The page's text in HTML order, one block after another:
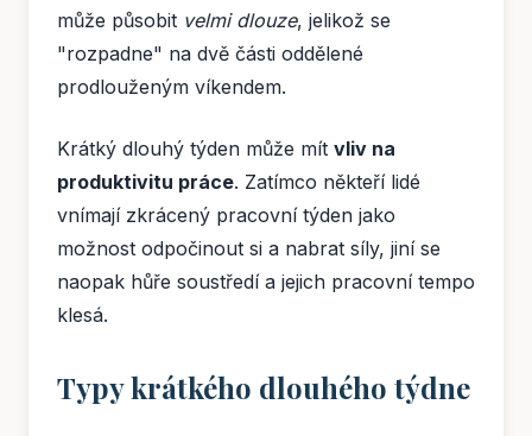
může působit velmi dlouze, jelikož se
"rozpadne" na dvě části oddělené
prodlouženým víkendem.
Krátký dlouhý týden může mít vliv na
produktivitu práce. Zatímco někteří lidé
vnímají zkrácený pracovní týden jako
možnost odpočinout si a nabrat síly, jiní se
naopak hůře soustředí a jejich pracovní tempo
klesá.
Typy krátkého dlouhého týdne